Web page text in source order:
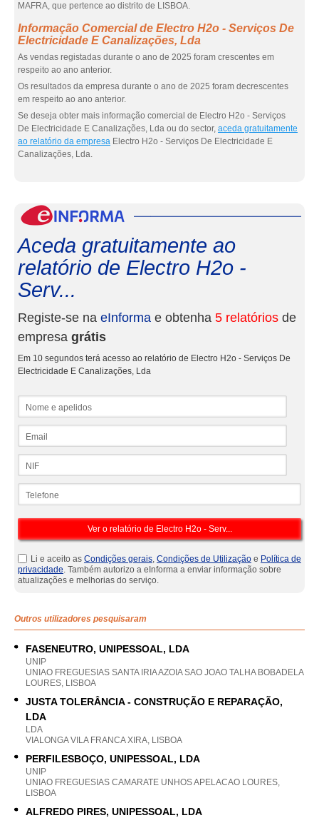
MAFRA, que pertence ao distrito de LISBOA.
Informação Comercial de Electro H2o - Serviços De
Electricidade E Canalizações, Lda
As vendas registadas durante o ano de 2025 foram crescentes em
respeito ao ano anterior.
Os resultados da empresa durante o ano de 2025 foram decrescentes
em respeito ao ano anterior.
Se deseja obter mais informação comercial de Electro H2o - Serviços
De Electricidade E Canalizações, Lda ou do sector, aceda gratuitamente
ao relatório da empresa Electro H2o - Serviços De Electricidade E
Canalizações, Lda.
Aceda gratuitamente ao
relatório de Electro H2o -
Serv...
Registe-se na eInforma e obtenha 5 relatórios de
empresa grátis
Em 10 segundos terá acesso ao relatório de Electro H2o - Serviços De
Electricidade E Canalizações, Lda
Li e aceito as Condições gerais, Condições de Utilização e Política de
privacidade. Também autorizo a eInforma a enviar informação sobre
atualizações e melhorias do serviço.
Outros utilizadores pesquisaram
FASENEUTRO, UNIPESSOAL, LDA
UNIP
UNIAO FREGUESIAS SANTA IRIA AZOIA SAO JOAO TALHA BOBADELA
LOURES, LISBOA
JUSTA TOLERÂNCIA - CONSTRUÇÃO E REPARAÇÃO,
LDA
LDA
VIALONGA VILA FRANCA XIRA, LISBOA
PERFILESBOÇO, UNIPESSOAL, LDA
UNIP
UNIAO FREGUESIAS CAMARATE UNHOS APELACAO LOURES,
LISBOA
ALFREDO PIRES, UNIPESSOAL, LDA